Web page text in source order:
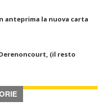
anteprima la nuova carta
(il resto